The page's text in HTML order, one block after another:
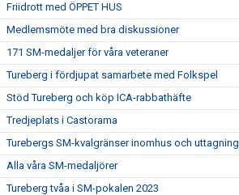
Friidrott med ÖPPET HUS
Medlemsmöte med bra diskussioner
171 SM-medaljer för våra veteraner
Tureberg i fördjupat samarbete med Folkspel
Stöd Tureberg och köp ICA-rabbathäfte
Tredjeplats i Castorama
Turebergs SM-kvalgränser inomhus och uttagning
Alla våra SM-medaljörer
Tureberg tvåa i SM-pokalen 2023